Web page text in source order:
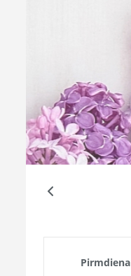
Pirmdiena